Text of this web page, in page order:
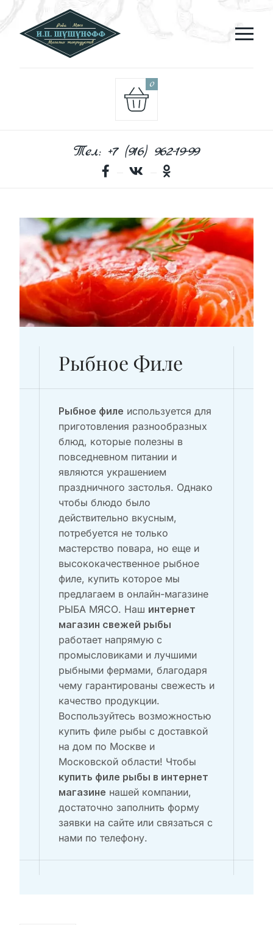
0
Тел: +7 (916) 962-19-99
Рыбное Филе
Рыбное филе используется для
приготовления разнообразных
блюд, которые полезны в
повседневном питании и
являются украшением
праздничного застолья. Однако
чтобы блюдо было
действительно вкусным,
потребуется не только
мастерство повара, но еще и
высококачественное рыбное
филе, купить которое мы
предлагаем в онлайн-магазине
РЫБА МЯСО. Наш интернет
магазин свежей рыбы
работает напрямую с
промысловиками и лучшими
рыбными фермами, благодаря
чему гарантированы свежесть и
качество продукции.
Воспользуйтесь возможностью
купить филе рыбы с доставкой
на дом по Москве и
Московской области! Чтобы
купить филе рыбы в интернет
магазине нашей компании,
достаточно заполнить форму
заявки на сайте или связаться с
нами по телефону.